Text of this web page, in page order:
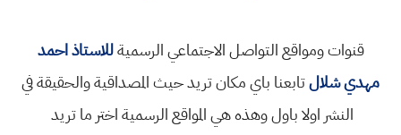
قنوات ومواقع التواصل الاجتماعي الرسميةللاستاذ احمد
مهدي شلالتابعنا باي مكان تريد حيث المصداقية والحقيقة في
النشر اولا باول وهذه هي المواقع الرسمية اختر ما تريد